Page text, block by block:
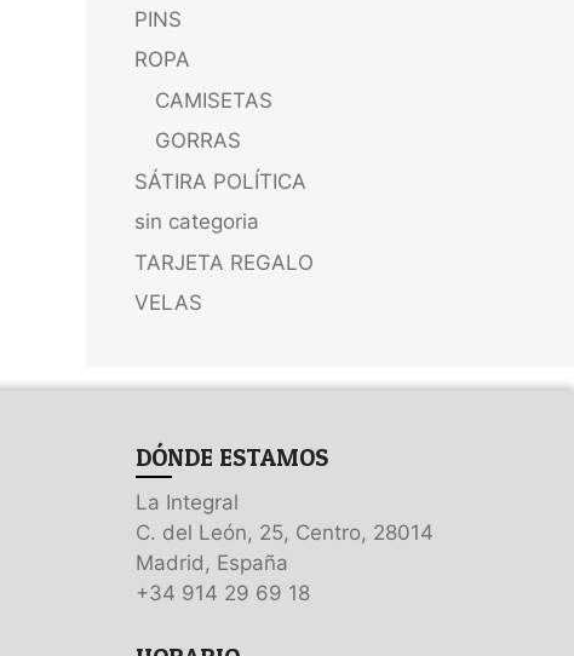
PINS
ROPA
CAMISETAS
GORRAS
SÁTIRA POLÍTICA
sin categoria
TARJETA REGALO
VELAS
DÓNDE ESTAMOS
La Integral
C. del León, 25, Centro, 28014
Madrid, España
+34 914 29 69 18